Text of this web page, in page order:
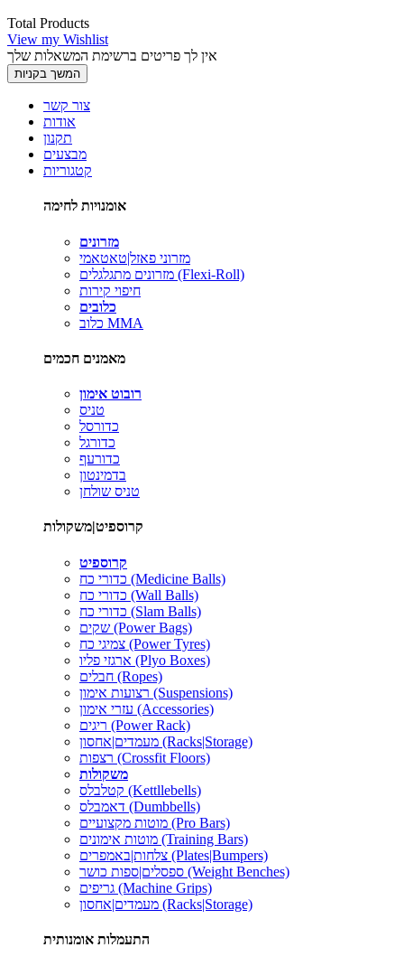
Total Products
View my Wishlist
אין לך פריטים ברשימת המשאלות שלך
המשך בקניות
צור קשר
אודות
תקנון
מבצעים
קטגוריות
אומנויות לחימה
מזרונים
מזרוני פאזל|טאטאמי
מזרונים מתגלגלים (Flexi-Roll)
חיפוי קירות
כלובים
כלוב MMA
מאמנים חכמים
רובוט אימון
טניס
כדורסל
כדורגל
כדורעף
בדמינטון
טניס שולחן
קרוספיט|משקולות
קרוספיט
כדורי כח (Medicine Balls)
כדורי כח (Wall Balls)
כדורי כח (Slam Balls)
שקים (Power Bags)
צמיגי כח (Power Tyres)
ארגזי פליו (Plyo Boxes)
חבלים (Ropes)
רצועות אימון (Suspensions)
עזרי אימון (Accessories)
ריגים (Power Rack)
מעמדים|אחסון (Racks|Storage)
רצפות (Crossfit Floors)
משקולות
קטלבלס (Kettllebells)
דאמבלס (Dumbbells)
מוטות מקצועיים (Pro Bars)
מוטות אימונים (Training Bars)
צלחות|באמפרים (Plates|Bumpers)
ספסלים|ספות כושר (Weight Benches)
גריפים (Machine Grips)
מעמדים|אחסון (Racks|Storage)
התעמלות אומנותית